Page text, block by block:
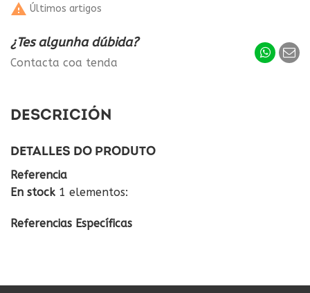
 Últimos artigos
¿Tes algunha dúbida?
Contacta coa tenda
DESCRICIÓN
DETALLES DO PRODUTO
Referencia
En stock 1 elementos:
Referencias Específicas